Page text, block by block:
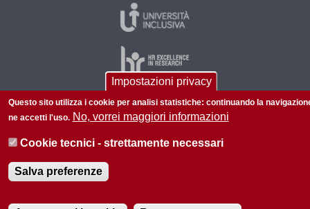
© 2026 Università di Padova - Tutti i diritti riservati
P.I. 00742430283 C.F. 80006480281
Informazioni su questo sito
Impostazioni privacy
Questo sito utilizza i cookie per analisi statistiche: continuando la
ne accetti l'uso. No, vorrei maggiori informazioni
Cookie tecnici - strettamente necessari
Salva preferenze